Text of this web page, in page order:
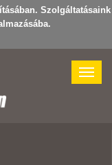
Szolgáltatásaink
Toggle